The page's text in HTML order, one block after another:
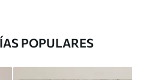
POPULARES